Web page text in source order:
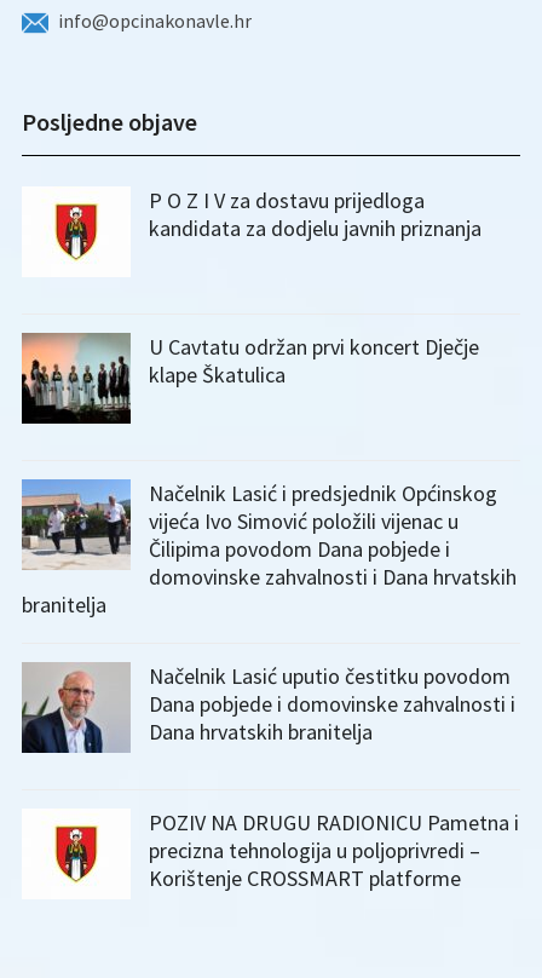
info@opcinakonavle.hr
Posljedne objave
P O Z I V za dostavu prijedloga
kandidata za dodjelu javnih priznanja
U Cavtatu održan prvi koncert Dječje
klape Škatulica
Načelnik Lasić i predsjednik Općinskog
vijeća Ivo Simović položili vijenac u
Čilipima povodom Dana pobjede i
domovinske zahvalnosti i Dana hrvatskih
branitelja
Načelnik Lasić uputio čestitku povodom
Dana pobjede i domovinske zahvalnosti i
Dana hrvatskih branitelja
POZIV NA DRUGU RADIONICU Pametna i
precizna tehnologija u poljoprivredi –
Korištenje CROSSMART platforme